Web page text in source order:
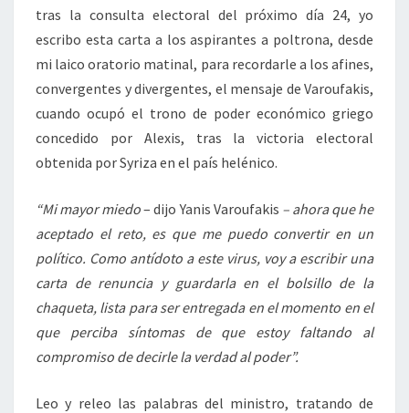
tras la consulta electoral del próximo día 24, yo
escribo esta carta a los aspirantes a poltrona, desde
mi laico oratorio matinal, para recordarle a los afines,
convergentes y divergentes, el mensaje de Varoufakis,
cuando ocupó el trono de poder económico griego
concedido por Alexis, tras la victoria electoral
obtenida por Syriza en el país helénico.
“Mi mayor miedo– dijo Yanis Varoufakis – ahora que he
aceptado el reto, es que me puedo convertir en un
político. Como antídoto a este virus, voy a escribir una
carta de renuncia y guardarla en el bolsillo de la
chaqueta, lista para ser entregada en el momento en el
que perciba síntomas de que estoy faltando al
compromiso de decirle la verdad al poder”.
Leo y releo las palabras del ministro, tratando de